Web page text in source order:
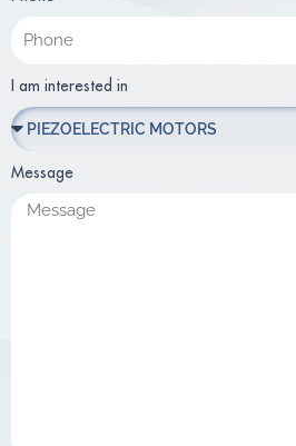
I am interested in
Message